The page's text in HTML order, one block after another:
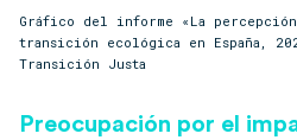
Gráfico del informe «La
transición ecológica en España,
Transición Justa
Preocupación por el